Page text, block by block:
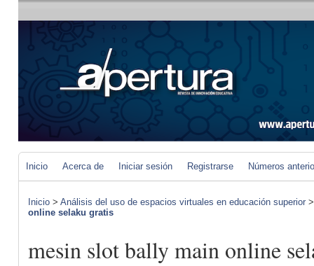
Inicio Acerca de Iniciar sesión Registrarse Números
Inicio > Análisis del uso de espacios virtuales en educación superior
online selaku gratis
mesin slot bally main online